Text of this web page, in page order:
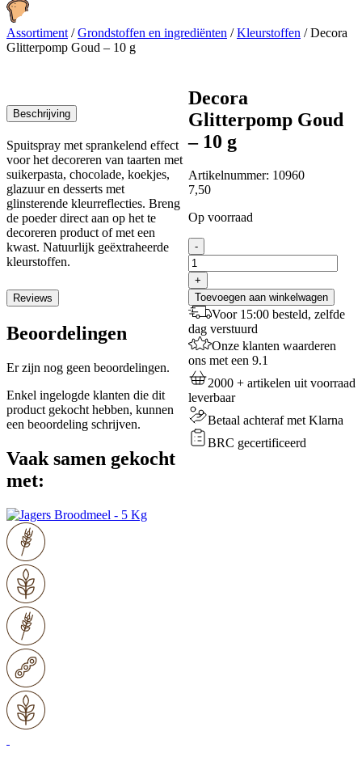
Assortiment /Grondstoffen en ingrediënten /Kleurstoffen /Decora
Glitterpomp Goud – 10 g
Decora
Glitterpomp Goud
– 10 g
Artikelnummer: 10960
7,50
Op voorraad
- Decora
Glitterpomp
Goud
-
10
g
aantal
+
Toevoegen aan winkelwagen
Voor 15:00 besteld, zelfde
dag verstuurd
Onze klanten waarderen
ons met een 9.1
2000 + artikelen uit voorraad
leverbaar
Betaal achteraf met Klarna
BRC gecertificeerd
Beschrijving
Spuitspray met sprankelend effect
voor het decoreren van taarten met
suikerpasta, chocolade, koekjes,
glazuur en desserts met
glinsterende kleurreflecties. Breng
de poeder direct aan op het te
decoreren product of met een
kwast. Natuurlijk geëxtraheerde
kleurstoffen.
Reviews
Beoordelingen
Er zijn nog geen beoordelingen.
Enkel ingelogde klanten die dit
product gekocht hebben, kunnen
een beoordeling schrijven.
Vaak samen gekocht
met: